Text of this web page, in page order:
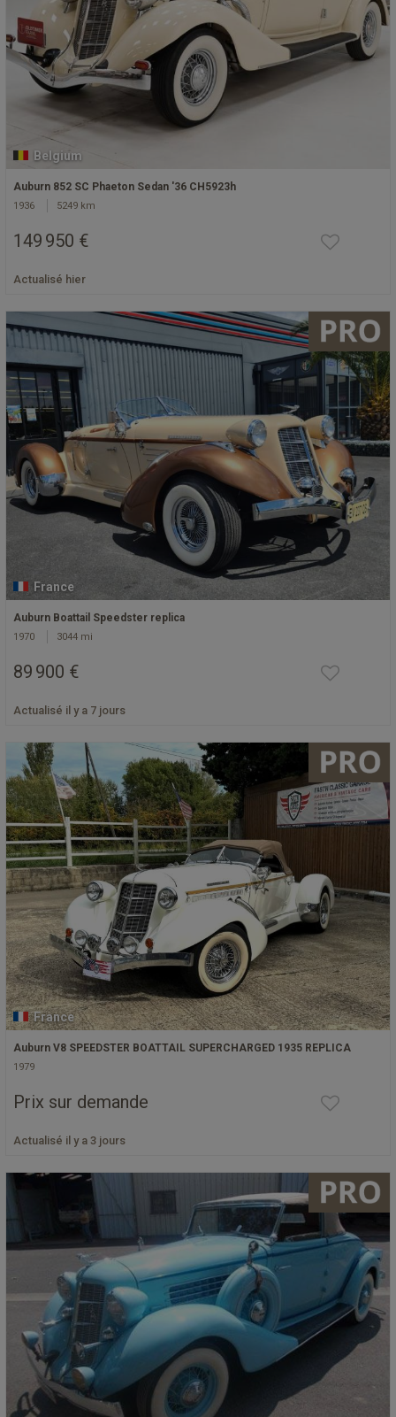
Belgium
Auburn 852 SC Phaeton Sedan '36 CH5923h
1936 5249 km
149 950 €
Actualisé hier
France
Auburn Boattail Speedster replica
1970 3044 mi
89 900 €
Actualisé il y a 7 jours
France
Auburn V8 SPEEDSTER BOATTAIL SUPERCHARGED 1935 REPLICA
1979
Prix sur demande
Actualisé il y a 3 jours